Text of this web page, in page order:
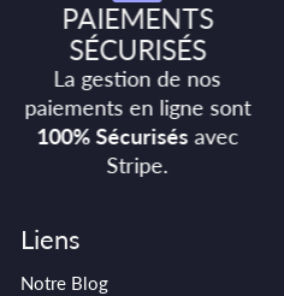
PAIEMENTS
SÉCURISÉS
La gestion de nos
paiements en ligne sont
100% Sécurisésavec
Stripe.
Liens
Notre Blog